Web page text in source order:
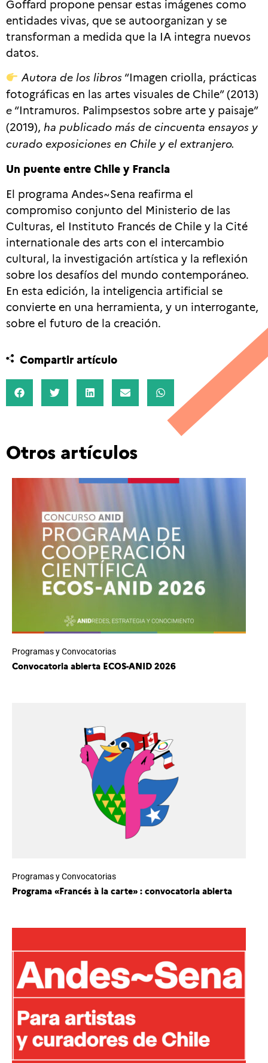
Goffard propone pensar estas imágenes como
entidades vivas, que se autoorganizan y se
transforman a medida que la IA integra nuevos
datos.
Autora de los libros“Imagen criolla, prácticas
fotográficas en las artes visuales de Chile” (2013)
e “Intramuros. Palimpsestos sobre arte y paisaje”
(2019), ha publicado más de cincuenta ensayos y
curado exposiciones en Chile y el extranjero.
Un puente entre Chile y Francia
El programa Andes~Sena reafirma el
compromiso conjunto del Ministerio de las
Culturas, el Instituto Francés de Chile y la Cité
internationale des arts con el intercambio
cultural, la investigación artística y la reflexión
sobre los desafíos del mundo contemporáneo.
En esta edición, la inteligencia artificial se
convierte en una herramienta, y un interrogante,
sobre el futuro de la creación.
Compartir artículo
Otros artículos
Programas y Convocatorias
Convocatoria abierta ECOS-ANID 2026
Programas y Convocatorias
Programa «Francés à la carte» : convocatoria abierta